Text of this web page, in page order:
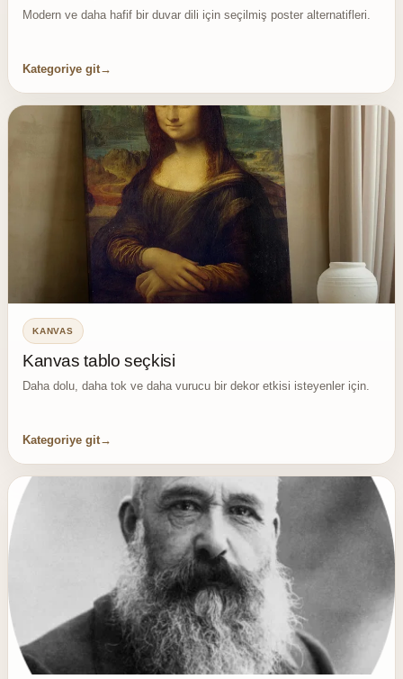
Modern ve daha hafif bir duvar dili için seçilmiş poster alternatifleri.
Kategoriye git
KANVAS
Kanvas tablo seçkisi
Daha dolu, daha tok ve daha vurucu bir dekor etkisi isteyenler için.
Kategoriye git